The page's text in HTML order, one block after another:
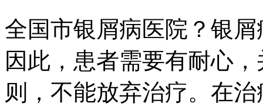
全国市银屑病医院？银
因此，患者需要有耐心
则，不能放弃治疗。在